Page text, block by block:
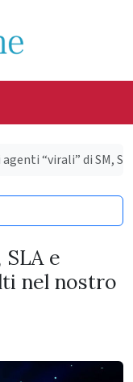
agenti “virali” di SM,
e
nel nostro